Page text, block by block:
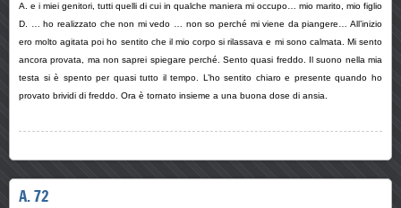
A. e i miei genitori, tutti quelli di cui in qualche maniera mi occupo… mio marito, mio figlio
D. … ho realizzato che non mi vedo … non so perché mi viene da piangere… All’inizio
ero molto agitata poi ho sentito che il mio corpo si rilassava e mi sono calmata. Mi sento
ancora provata, ma non saprei spiegare perché. Sento quasi freddo. Il suono nella mia
testa si è spento per quasi tutto il tempo. L’ho sentito chiaro e presente quando ho
provato brividi di freddo. Ora è tornato insieme a una buona dose di ansia.
A. 72